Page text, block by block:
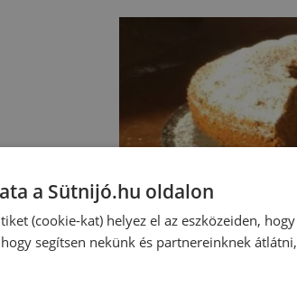
a Sütnijó.hu oldalon
(cookie-kat) helyez el az eszközeiden,
segítsen nekünk és partnereinknek